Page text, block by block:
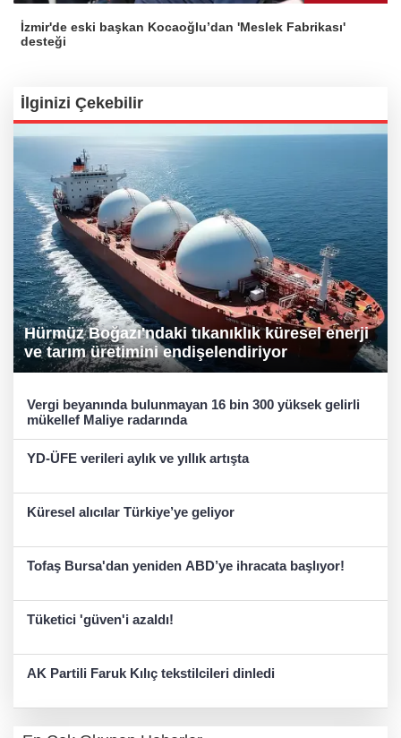
İzmir'de eski başkan Kocaoğlu’dan 'Meslek Fabrikası'
desteği
İlginizi Çekebilir
Hürmüz Boğazı'ndaki tıkanıklık küresel enerji
ve tarım üretimini endişelendiriyor
Vergi beyanında bulunmayan 16 bin 300 yüksek gelirli
mükellef Maliye radarında
YD-ÜFE verileri aylık ve yıllık artışta
Küresel alıcılar Türkiye’ye geliyor
Tofaş Bursa'dan yeniden ABD’ye ihracata başlıyor!
Tüketici 'güven'i azaldı!
AK Partili Faruk Kılıç tekstilcileri dinledi